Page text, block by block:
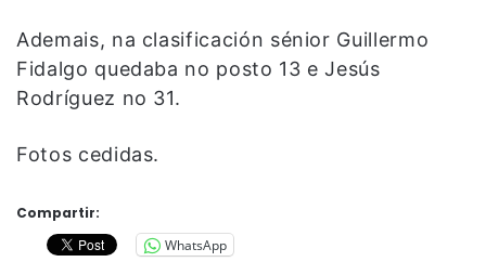
Ademais, na clasificación sénior Guillermo
Fidalgo quedaba no posto 13 e Jesús
Rodríguez no 31.
Fotos cedidas.
Compartir:
WhatsApp